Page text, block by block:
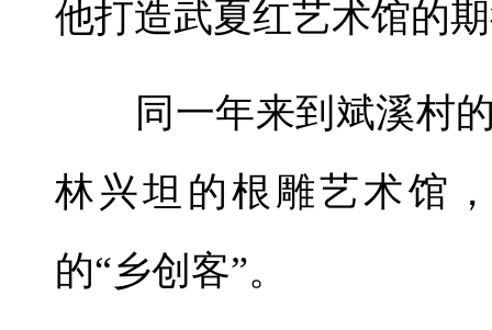
他打造武夏红艺术馆的
同一年来到斌溪村的
林兴坦的根雕艺术馆
的“乡创客”。